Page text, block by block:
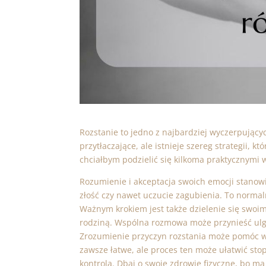
Rozstanie to jedno z najbardziej
przytłaczające, ale istnieje szereg strategii,
chciałbym podzielić się kilkoma
Rozumienie i akceptacja swoich emocji
złość czy nawet uczucie zagubienia. To
Ważnym krokiem jest także dzielenie się
rodziną. Wspólna rozmowa może przynieść
Zrozumienie przyczyn rozstania może pomóc
zawsze łatwe, ale proces ten może ułatwić
kontrolą. Dbaj o swoje zdrowie fizyczne, bo